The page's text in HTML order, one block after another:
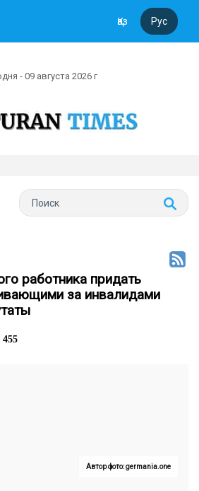
Қаз Рус
- 09 августа 2026 г
работника придать
за инвалидами
455
Автор фото: germania.one